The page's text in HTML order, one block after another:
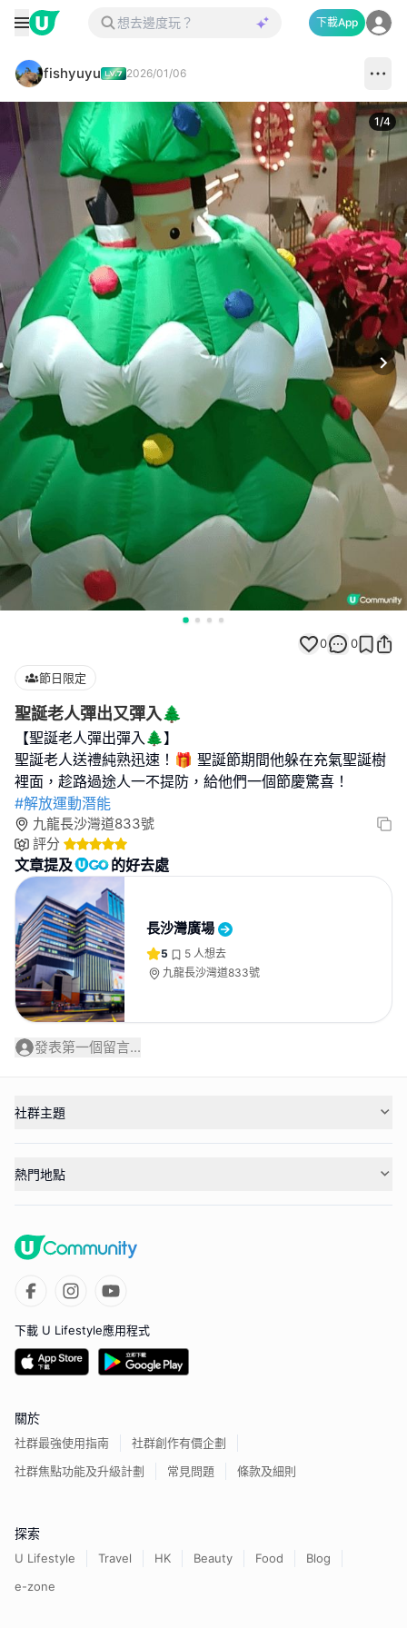
下載App
fishyuyu 2026/01/06
1/4
0 0
節日限定
聖誕老人彈出又彈入🌲
【聖誕老人彈出彈入🌲】
聖誕老人送禮純熟迅速！🎁 聖誕節期間他躲在充氣聖誕樹
#解放運動潛能
九龍長沙灣道833號
評分
文章提及 的好去處
長沙灣廣場
5 5 人想去
九龍長沙灣道833號
發表第一個留言...
社群主題
熱門地點
下載 U Lifestyle應用程式
關於
社群最強使用指南
社群創作有價企劃
社群焦點功能及升級計劃
常見問題 條款及細則
探索
U Lifestyle Travel HK Beauty Food
Blog
e-zone